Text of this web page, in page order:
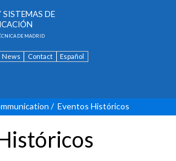
SISTEMAS DE
DE MADRID
News Contact Español
/ Eventos Históricos